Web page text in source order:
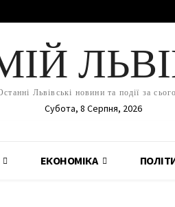
Львівські новини та події за
Субота, 8 Серпня, 2026
ЕКОНОМІКА